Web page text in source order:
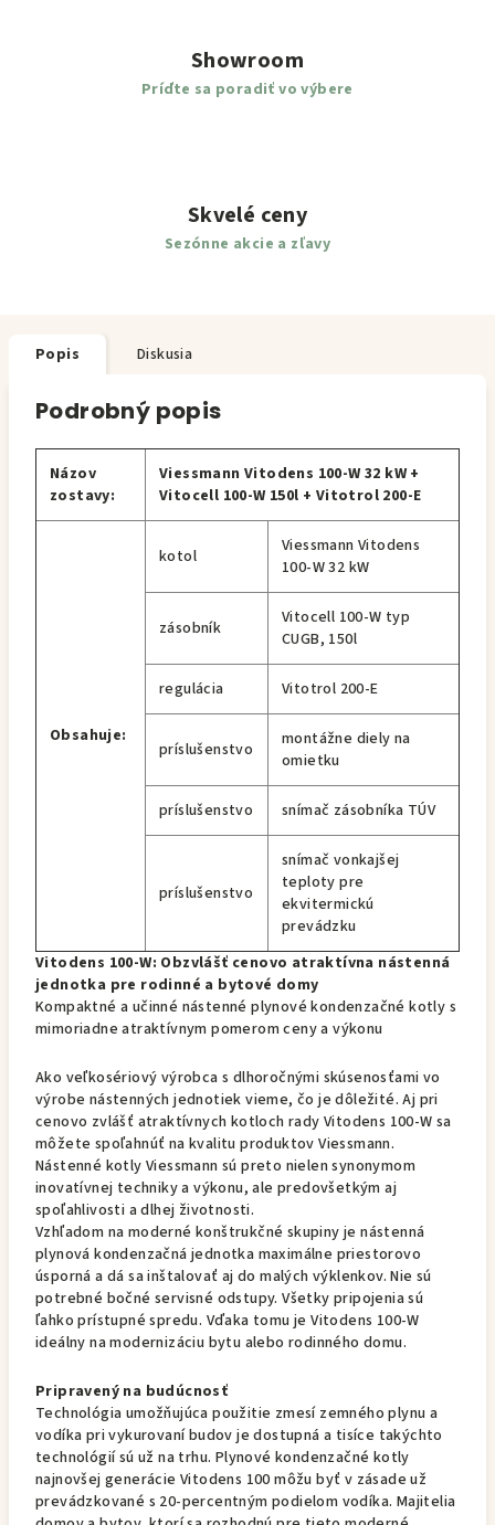
Showroom
Príďte sa poradiť vo výbere
Skvelé ceny
Sezónne akcie a zľavy
Popis Diskusia
Podrobný popis
Názov
zostavy:
Viessmann Vitodens 100-W 32 kW +
Vitocell 100-W 150l + Vitotrol 200-E
Obsahuje:
kotol
Viessmann Vitodens
100-W 32 kW
zásobník
Vitocell 100-W typ
CUGB, 150l
regulácia Vitotrol 200-E
príslušenstvo
montážne diely na
omietku
príslušenstvo snímač zásobníka TÚV
príslušenstvo
snímač vonkajšej
teploty pre
ekvitermickú
prevádzku
Vitodens 100-W: Obzvlášť cenovo atraktívna nástenná
jednotka pre rodinné a bytové domy
Kompaktné a učinné nástenné plynové kondenzačné kotly s
mimoriadne atraktívnym pomerom ceny a výkonu
Ako veľkosériový výrobca s dlhoročnými skúsenosťami vo
výrobe nástenných jednotiek vieme, čo je dôležité. Aj pri
cenovo zvlášť atraktívnych kotloch rady Vitodens 100-W sa
môžete spoľahnúť na kvalitu produktov Viessmann.
Nástenné kotly Viessmann sú preto nielen synonymom
inovatívnej techniky a výkonu, ale predovšetkým aj
spoľahlivosti a dlhej životnosti.
Vzhľadom na moderné konštrukčné skupiny je nástenná
plynová kondenzačná jednotka maximálne priestorovo
úsporná a dá sa inštalovať aj do malých výklenkov. Nie sú
potrebné bočné servisné odstupy. Všetky pripojenia sú
ľahko prístupné spredu. Vďaka tomu je Vitodens 100-W
ideálny na modernizáciu bytu alebo rodinného domu.
Pripravený na budúcnosť
Technológia umožňujúca použitie zmesí zemného plynu a
vodíka pri vykurovaní budov je dostupná a tisíce takýchto
technológií sú už na trhu. Plynové kondenzačné kotly
najnovšej generácie Vitodens 100 môžu byť v zásade už
prevádzkované s 20-percentným podielom vodíka. Majitelia